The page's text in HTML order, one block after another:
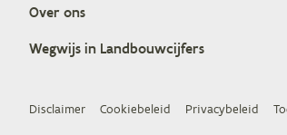
Doormat
Over ons
Weg­wijs in Landbouwcijfers
Disclaimer Cookiebeleid Privacybeleid